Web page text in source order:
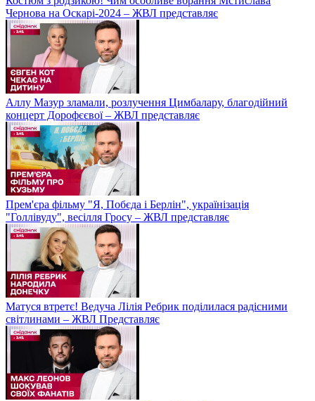
Чернова на Оскарі-2024 – ЖВЛ представляє
Аллу Мазур зламали, розлучення Цимбалару, благодійний
концерт Дорофєєвої – ЖВЛ представляє
Прем'єра фільму "Я, Побєда і Берлін", українізація
"Голлівуду", весілля Гросу – ЖВЛ представляє
Матуся втретє! Ведуча Лілія Ребрик поділилася радісними
світлинами – ЖВЛ Представляє